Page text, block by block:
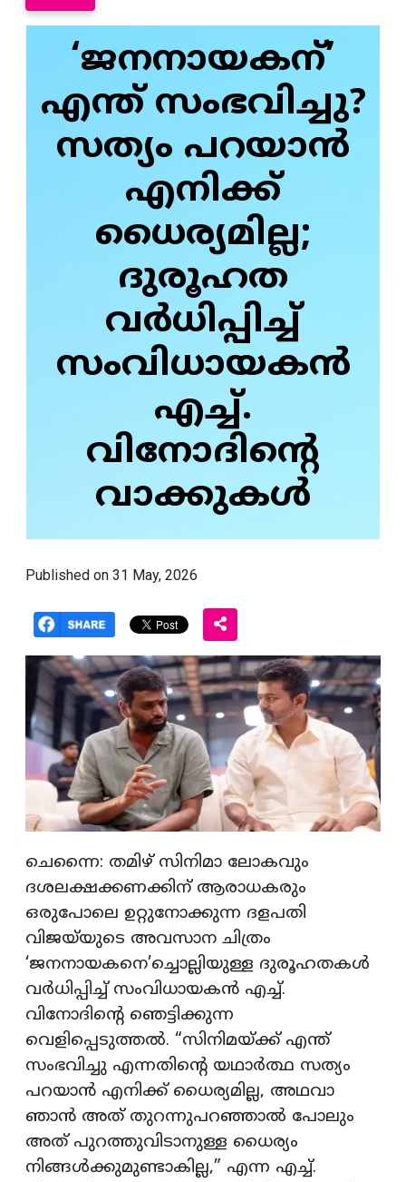
‘ജനനായകന്’
എന്ത് സംഭവിച്ചു?
സത്യം പറയാൻ
എനിക്ക്
ധൈര്യമില്ല;
ദുരൂഹത
വർധിപ്പിച്ച്
സംവിധായകൻ
എച്ച്.
വിനോദിന്റെ
വാക്കുകൾ
Published on 31 May, 2026
ചെന്നൈ: തമിഴ് സിനിമാ ലോകവും
ദശലക്ഷക്കണക്കിന് ആരാധകരും
ഒരുപോലെ ഉറ്റുനോക്കുന്ന ദളപതി
വിജയ്‌യുടെ അവസാന ചിത്രം
‘ജനനായകനെ’ച്ചൊല്ലിയുള്ള ദുരൂഹതകൾ
വർധിപ്പിച്ച് സംവിധായകൻ എച്ച്.
വിനോദിന്റെ ഞെട്ടിക്കുന്ന
വെളിപ്പെടുത്തൽ. “സിനിമയ്ക്ക് എന്ത്
സംഭവിച്ചു എന്നതിന്റെ യഥാർത്ഥ സത്യം
പറയാൻ എനിക്ക് ധൈര്യമില്ല, അഥവാ
ഞാൻ അത് തുറന്നുപറഞ്ഞാൽ പോലും
അത് പുറത്തുവിടാനുള്ള ധൈര്യം
നിങ്ങൾക്കുമുണ്ടാകില്ല,” എന്ന എച്ച്.